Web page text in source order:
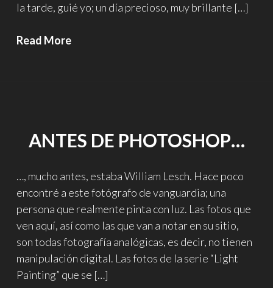
la tarde, guié yo; un día precioso, muy brillante […]
Read MorePintando
Jersey
ANTES DE PHOTOSHOP…
…, mucho antes, estaba William Lesch. Hace poco
encontré a este fotógrafo de vanguardia; una
persona que realmente pinta con luz. Las fotos que
ven aquí, así como las que van a notar en su sitio,
son todas fotografía analógicas, es decir, no tienen
manipulación digital. Las fotos de la serie “Light
Painting” que se […]